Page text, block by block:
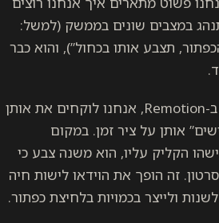
במצבים שונים בממשק (למשל:
תצבע אותו בכחול”), והוא כבר
ב-Remotion, אנחנו לוקחים את אותן
אותן על ציר זמן. במקום
הקליק עליו, הוא משנה צבע כי
הסרטון. זה הופך את הוידאו לישות חיה
ולייצר בכמויות בלחיצת כפתור.